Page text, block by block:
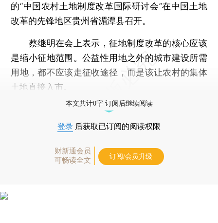
的“中国农村土地制度改革国际研讨会”在中国土地
改革的先锋地区贵州省湄潭县召开。
蔡继明在会上表示，征地制度改革的核心应该
是缩小征地范围。公益性用地之外的城市建设所需
用地，都不应该走征收途径，而是该让农村的集体
土地直接入市。
本文共计0字 订阅后继续阅读
登录 后获取已订阅的阅读权限
财新通会员
可畅读全文
订阅/会员升级